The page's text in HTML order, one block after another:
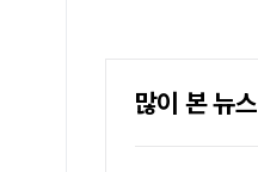
많이 본 뉴스